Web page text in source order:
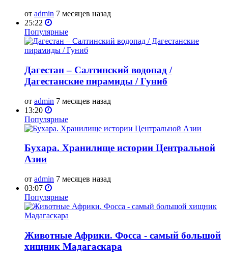
от admin 7 месяцев назад
25:22
Популярные
Дагестан – Салтинский водопад /
Дагестанские пирамиды / Гуниб
от admin 7 месяцев назад
13:20
Популярные
Бухара. Хранилище истории Центральной
Азии
от admin 7 месяцев назад
03:07
Популярные
Животные Африки. Фосса - самый большой
хищник Мадагаскара